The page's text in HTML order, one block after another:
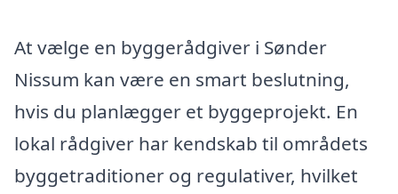
At vælge en byggerådgiver i Sønder
Nissum kan være en smart beslutning,
hvis du planlægger et byggeprojekt. En
lokal rådgiver har kendskab til områdets
byggetraditioner og regulativer, hvilket